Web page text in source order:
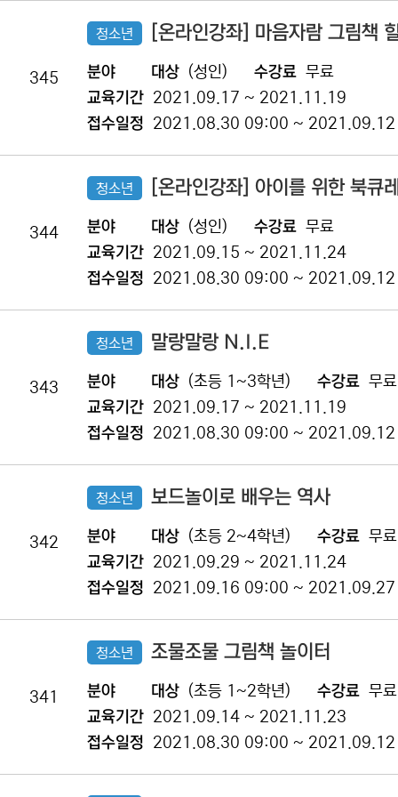
345
청소년 [온라인강좌] 마음자람 그림책
분야 대상 (성인) 수강료 무료
교육기간 2021.09.17 ~ 2021.11.19
접수일정 2021.08.30 09:00 ~
344
청소년 [온라인강좌] 아이를 위한 북큐
분야 대상 (성인) 수강료 무료
교육기간 2021.09.15 ~ 2021.11.24
접수일정 2021.08.30 09:00 ~
343
청소년 말랑말랑 N.I.E
분야 대상 (초등 1~3학년) 수강료 무
교육기간 2021.09.17 ~ 2021.11.19
접수일정 2021.08.30 09:00 ~
342
청소년 보드놀이로 배우는 역사
분야 대상 (초등 2~4학년) 수강료 무
교육기간 2021.09.29 ~ 2021.11.24
접수일정 2021.09.16 09:00 ~
341
청소년 조물조물 그림책 놀이터
분야 대상 (초등 1~2학년) 수강료 무
교육기간 2021.09.14 ~ 2021.11.23
접수일정 2021.08.30 09:00 ~